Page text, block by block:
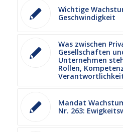
Wichtige
Geschwindigkeit
Was zwischen
Gesellschaften
Unternehmen
Rollen,
Mandat
Nr. 263: